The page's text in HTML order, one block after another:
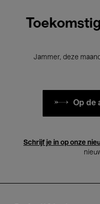
Jammer, deze
Op de
Schrijf je in op onze